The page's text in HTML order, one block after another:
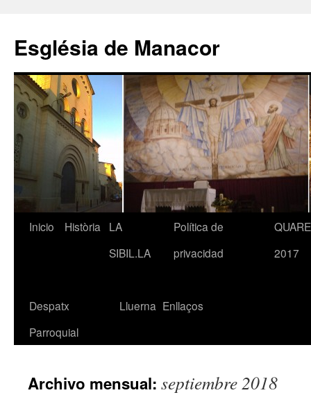
contenido
Església de Manacor
Inicio Història
LA
SIBIL.LA
Política de
privacidad
2017
Despatx
Parroquial
Lluerna Enllaços
Archivo mensual: septiembre 2018